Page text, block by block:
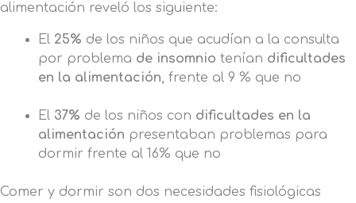
alimentación reveló los siguiente:
El 25% de los niños que acudían a la consulta
por problema de insomnio tenían dificultades
en la alimentación, frente al 9 % que no
El 37% de los niños con dificultades en la
alimentación presentaban problemas para
dormir frente al 16% que no
Comer y dormir son dos necesidades fisiológicas